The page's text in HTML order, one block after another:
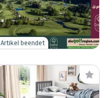
Artikel beendet